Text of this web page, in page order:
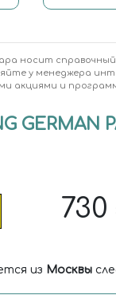
носит справочный
у менеджера
акциями и
GERMAN
730
из Москвы